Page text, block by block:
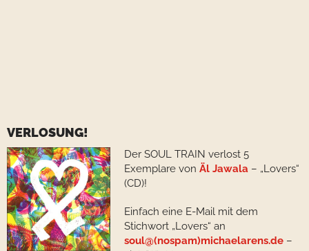
VERLOSUNG!
Der SOUL TRAIN verlost 5
Exemplare von Äl Jawala – „Lovers“
(CD)!
Einfach eine E-Mail mit dem
Stichwort „Lovers“ an
soul@(nospam)michaelarens.de –